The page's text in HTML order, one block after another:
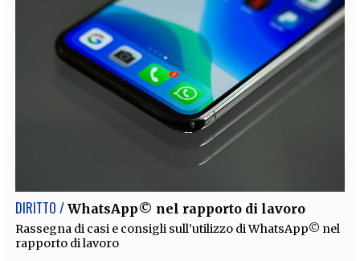
DIRITTO / WhatsApp© nel rapporto di lavoro
Rassegna di casi e consigli sull’utilizzo di WhatsApp© nel
rapporto di lavoro